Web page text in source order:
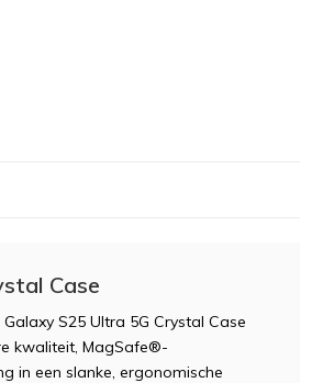
Case
S25 Ultra 5G Crystal Case
kwaliteit, MagSafe®-
in een slanke, ergonomische